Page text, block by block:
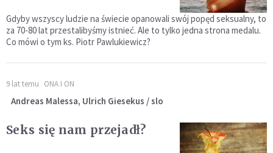
Gdyby wszyscy ludzie na świecie opanowali swój popęd seksualny, to
za 70-80 lat przestalibyśmy istnieć. Ale to tylko jedna strona medalu.
Co mówi o tym ks. Piotr Pawlukiewicz?
9 lat temu ONA I ON
Andreas Malessa, Ulrich Giesekus / slo
Seks się nam przejadł?